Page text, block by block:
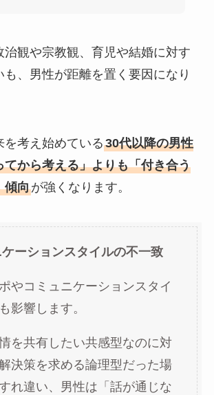
治観や宗教観、育児や結婚に対す
も、男性が距離を置く要因になり
考え始めている30代以降の男性
てから考える」よりも「付き合う
傾向が強くなります。
ーションスタイルの不一致
やコミュニケーションスタイ
影響します。
を共有したい共感型なのに対
決策を求める論理型だった場
れ違い、男性は「話が通じな